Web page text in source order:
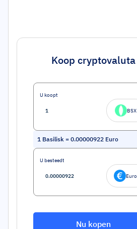
Koop cryptovaluta
U koopt
BSX
1 Basilisk = 0.00000922 Euro
U besteedt
Euro
Nu kopen